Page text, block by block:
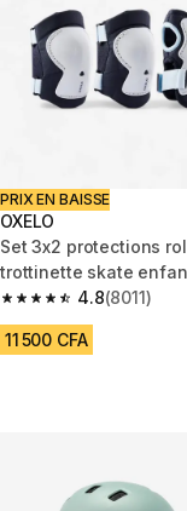
PRIX EN BAISSE
OXELO
Set 3x2 protections
trottinette skate
Bleu
4.8
4.8 out of 5 stars from
(8011)
11 500 CFA